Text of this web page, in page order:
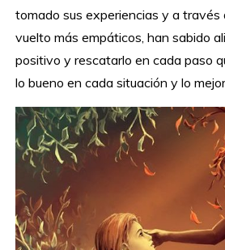
tomado sus experiencias y a través
vuelto más empáticos, han sabido
positivo y rescatarlo en cada paso
lo bueno en cada situación y lo